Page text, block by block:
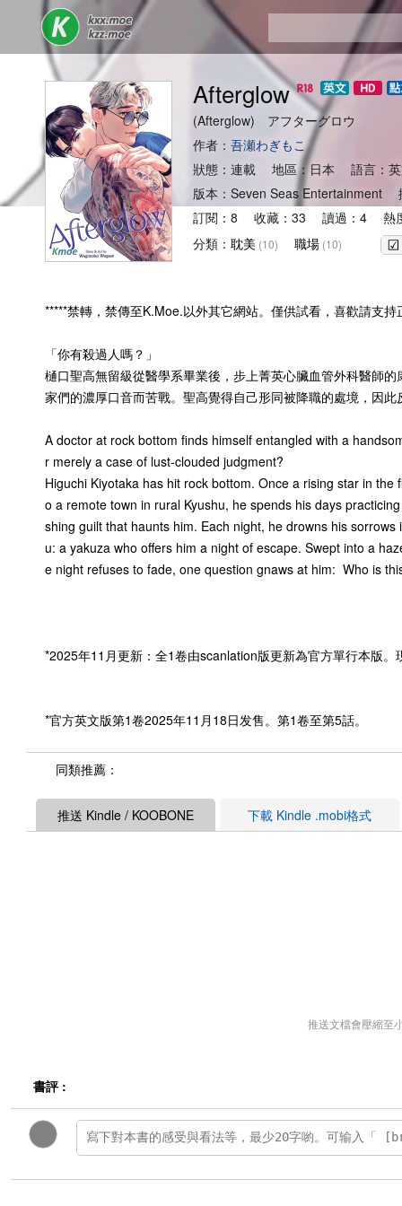
Afterglow
(Afterglow) アフターグロウ
作者： 吾瀬わぎもこ
狀態：連載 地區：日本 語言：
版本：Seven Seas
訂閱：8 收藏：33 讀過：4 熱
分類： 耽美 (10) 職場 (10)
*****禁轉，禁傳至K.Moe.以外其它網站。僅供試看，喜歡請支持
「你有殺過人嗎？」
樋口聖高無留級從醫學系畢業後，步上菁英心臟血管外科醫師
家們的濃厚口音而苦戰。聖高覺得自己形同被降職的處境，因
A doctor at rock bottom finds himself entangled with a
r merely a case of lust-clouded judgment?
Higuchi Kiyotaka has hit rock bottom. Once a rising star in
o a remote town in rural Kyushu, he spends his days
shing guilt that haunts him. Each night, he drowns his
u: a yakuza who offers him a night of escape. Swept into a
e night refuses to fade, one question gnaws at him: Who is
*2025年11月更新：全1卷由scanlation版更新為官方單行本版。
*官方英文版第1卷2025年11月18日发售。第1卷至第5話。
同類推薦：
推送 Kindle / KOOBONE 下載 Kindle .mobi格式
推送文檔會壓縮至
書評 :